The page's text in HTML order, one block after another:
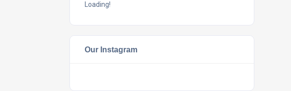
Loading!
Our Instagram